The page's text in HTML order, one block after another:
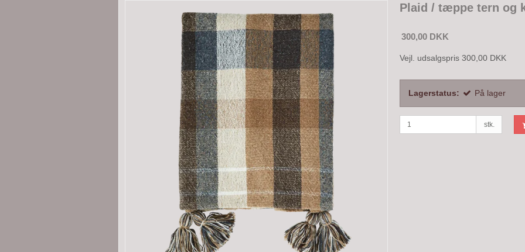
Plaid / tæppe tern og
300,00 DKK
Vejl. udsalgspris 300,00 DKK
Lagerstatus: På lager
stk.